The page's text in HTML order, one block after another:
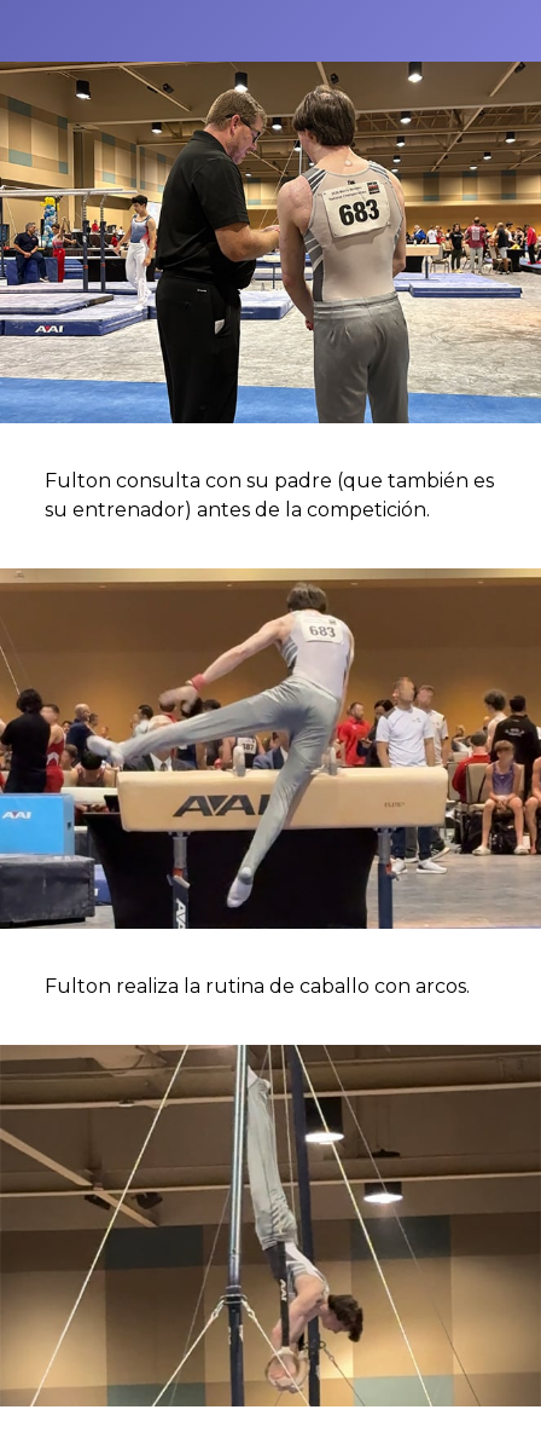
Fulton consulta con su padre (que también es
su entrenador) antes de la competición.
Fulton realiza la rutina de caballo con arcos.